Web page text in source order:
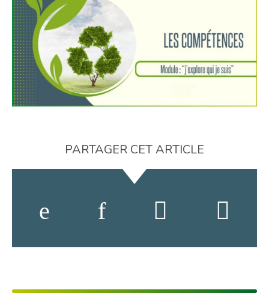
PARTAGER CET ARTICLE